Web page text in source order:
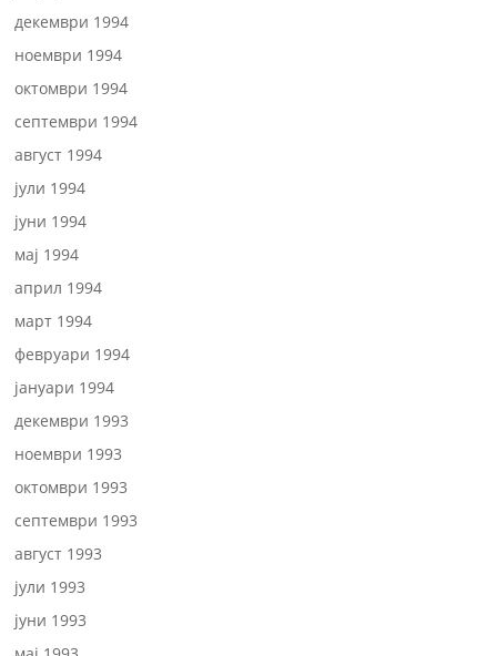
декември 1994
ноември 1994
октомври 1994
септември 1994
август 1994
јули 1994
јуни 1994
мај 1994
април 1994
март 1994
февруари 1994
јануари 1994
декември 1993
ноември 1993
октомври 1993
септември 1993
август 1993
јули 1993
јуни 1993